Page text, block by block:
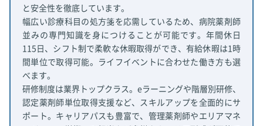
と安全性を徹底しています。
幅広い診療科目の処方箋を応需しているため、病院薬剤師
並みの専門知識を身につけることが可能です。年間休日
115日、シフト制で柔軟な休暇取得ができ、有給休暇は1時
間単位で取得可能。ライフイベントに合わせた働き方も選
べます。
研修制度は業界トップクラス。eラーニングや階層別研修、
認定薬剤師単位取得支援など、スキルアップを全面的にサ
ポート。キャリアパスも豊富で、管理薬剤師やエリアマネ